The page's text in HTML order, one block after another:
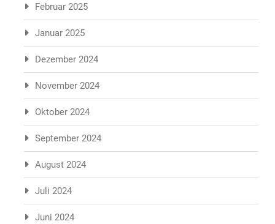
Februar 2025
Januar 2025
Dezember 2024
November 2024
Oktober 2024
September 2024
August 2024
Juli 2024
Juni 2024